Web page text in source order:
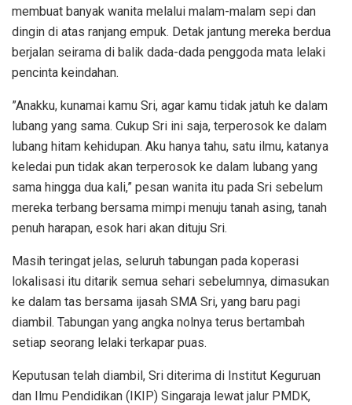
membuat banyak wanita melalui malam-malam sepi dan
dingin di atas ranjang empuk. Detak jantung mereka berdua
berjalan seirama di balik dada-dada penggoda mata lelaki
pencinta keindahan.
”Anakku, kunamai kamu Sri, agar kamu tidak jatuh ke dalam
lubang yang sama. Cukup Sri ini saja, terperosok ke dalam
lubang hitam kehidupan. Aku hanya tahu, satu ilmu, katanya
keledai pun tidak akan terperosok ke dalam lubang yang
sama hingga dua kali,” pesan wanita itu pada Sri sebelum
mereka terbang bersama mimpi menuju tanah asing, tanah
penuh harapan, esok hari akan dituju Sri.
Masih teringat jelas, seluruh tabungan pada koperasi
lokalisasi itu ditarik semua sehari sebelumnya, dimasukan
ke dalam tas bersama ijasah SMA Sri, yang baru pagi
diambil. Tabungan yang angka nolnya terus bertambah
setiap seorang lelaki terkapar puas.
Keputusan telah diambil, Sri diterima di Institut Keguruan
dan Ilmu Pendidikan (IKIP) Singaraja lewat jalur PMDK,